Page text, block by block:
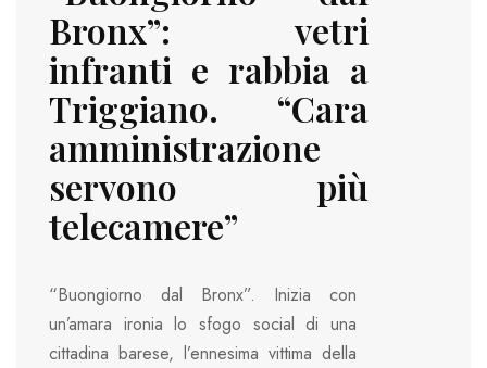
Bronx”: vetri
infranti e rabbia a
Triggiano. “Cara
amministrazione
servono più
telecamere”
“Buongiorno dal Bronx”. Inizia con
un’amara ironia lo sfogo social di una
cittadina barese, l’ennesima vittima della